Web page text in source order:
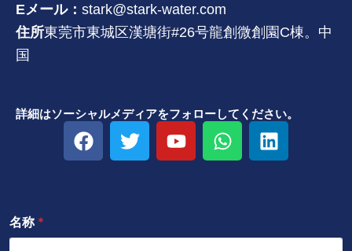
Eメール： stark@stark-water.com
住所東莞市東城区漢塘街#26号龍創微創園C棟。中
国
詳細はソーシャルメディアをフォローしてください。
フ
ェ
ツ
イ
Y
o
W
h
リ
ン
名称 *